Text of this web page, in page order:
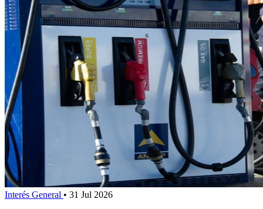
Interés General • 31 Jul 2026